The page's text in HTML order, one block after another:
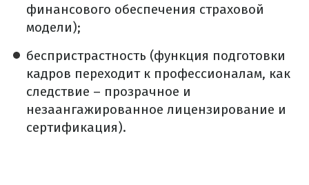
финансового обеспечения страховой
модели);
беспристрастность (функция подготовки
кадров переходит к профессионалам, как
следствие – прозрачное и
незаангажированное лицензирование и
сертификация).